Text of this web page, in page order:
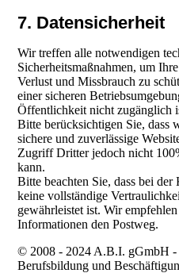
7. Datensicherheit
Wir treffen alle notwendigen
Sicherheitsmaßnahmen, um
Verlust und Missbrauch zu
einer sicheren
Öffentlichkeit nicht zugänglich
Bitte berücksichtigen Sie, dass
sichere und zuverlässige
Zugriff Dritter jedoch nicht
kann.
Bitte beachten Sie, dass bei
keine vollständige
gewährleistet ist. Wir
Informationen den Postweg.
© 2008 - 2024 A.B.I. gGmbH -
Berufsbildung und